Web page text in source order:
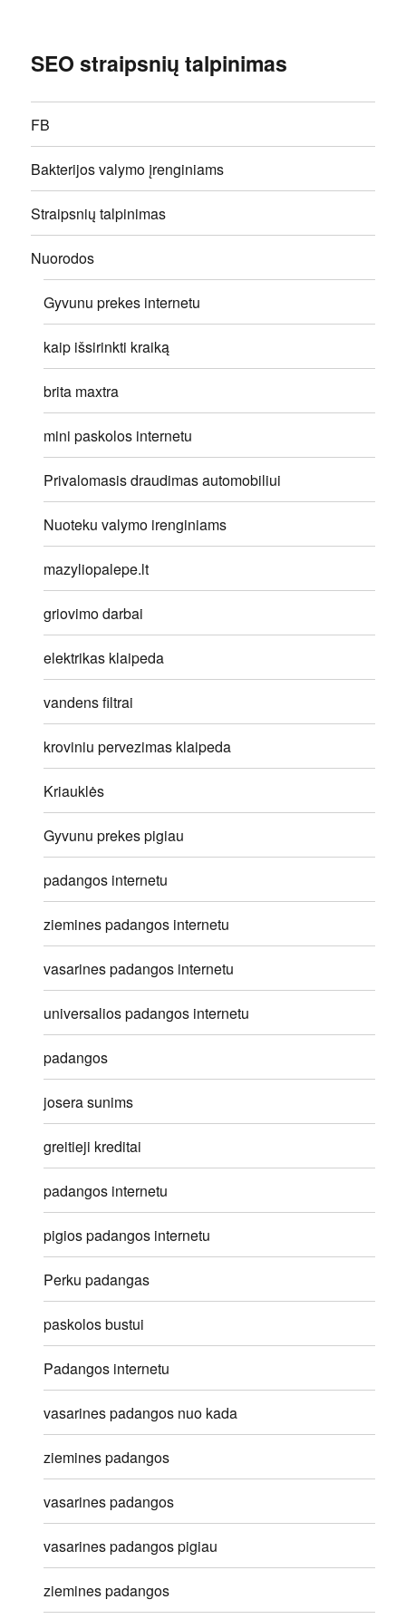
SEO straipsnių talpinimas
FB
Bakterijos valymo įrenginiams
Straipsnių talpinimas
Nuorodos
Gyvunu prekes internetu
kaip išsirinkti kraiką
brita maxtra
mini paskolos internetu
Privalomasis draudimas automobiliui
Nuoteku valymo irenginiams
mazyliopalepe.lt
griovimo darbai
elektrikas klaipeda
vandens filtrai
kroviniu pervezimas klaipeda
Kriauklės
Gyvunu prekes pigiau
padangos internetu
ziemines padangos internetu
vasarines padangos internetu
universalios padangos internetu
padangos
josera sunims
greitieji kreditai
padangos internetu
pigios padangos internetu
Perku padangas
paskolos bustui
Padangos internetu
vasarines padangos nuo kada
ziemines padangos
vasarines padangos
vasarines padangos pigiau
ziemines padangos